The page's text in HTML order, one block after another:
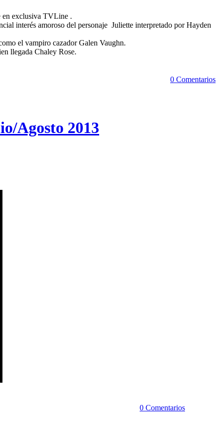
en exclusiva TVLine .
interés amoroso del personaje Juliette interpretado por Hayden
el vampiro cazador Galen Vaughn.
llegada Chaley Rose.
0 Comentarios
Agosto 2013
0 Comentarios